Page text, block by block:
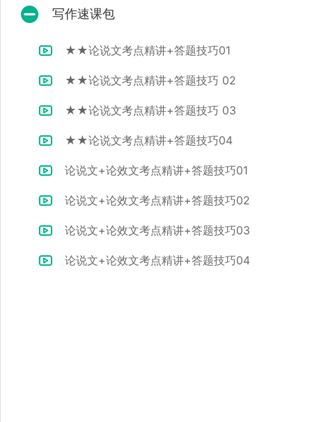
写作速课包
★★论说文考点精讲+答题技巧01
★★论说文考点精讲+答题技巧 02
★★论说文考点精讲+答题技巧 03
★★论说文考点精讲+答题技巧04
论说文+论效文考点精讲+答题技巧01
论说文+论效文考点精讲+答题技巧02
论说文+论效文考点精讲+答题技巧03
论说文+论效文考点精讲+答题技巧04